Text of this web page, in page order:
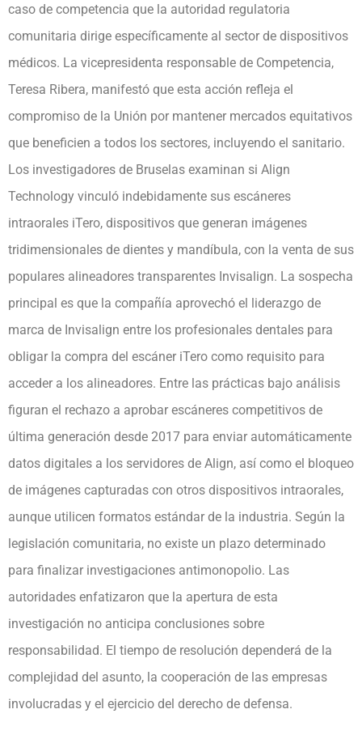
caso de competencia que la autoridad regulatoria
comunitaria dirige específicamente al sector de dispositivos
médicos. La vicepresidenta responsable de Competencia,
Teresa Ribera, manifestó que esta acción refleja el
compromiso de la Unión por mantener mercados equitativos
que beneficien a todos los sectores, incluyendo el sanitario.
Los investigadores de Bruselas examinan si Align
Technology vinculó indebidamente sus escáneres
intraorales iTero, dispositivos que generan imágenes
tridimensionales de dientes y mandíbula, con la venta de sus
populares alineadores transparentes Invisalign. La sospecha
principal es que la compañía aprovechó el liderazgo de
marca de Invisalign entre los profesionales dentales para
obligar la compra del escáner iTero como requisito para
acceder a los alineadores. Entre las prácticas bajo análisis
figuran el rechazo a aprobar escáneres competitivos de
última generación desde 2017 para enviar automáticamente
datos digitales a los servidores de Align, así como el bloqueo
de imágenes capturadas con otros dispositivos intraorales,
aunque utilicen formatos estándar de la industria. Según la
legislación comunitaria, no existe un plazo determinado
para finalizar investigaciones antimonopolio. Las
autoridades enfatizaron que la apertura de esta
investigación no anticipa conclusiones sobre
responsabilidad. El tiempo de resolución dependerá de la
complejidad del asunto, la cooperación de las empresas
involucradas y el ejercicio del derecho de defensa.